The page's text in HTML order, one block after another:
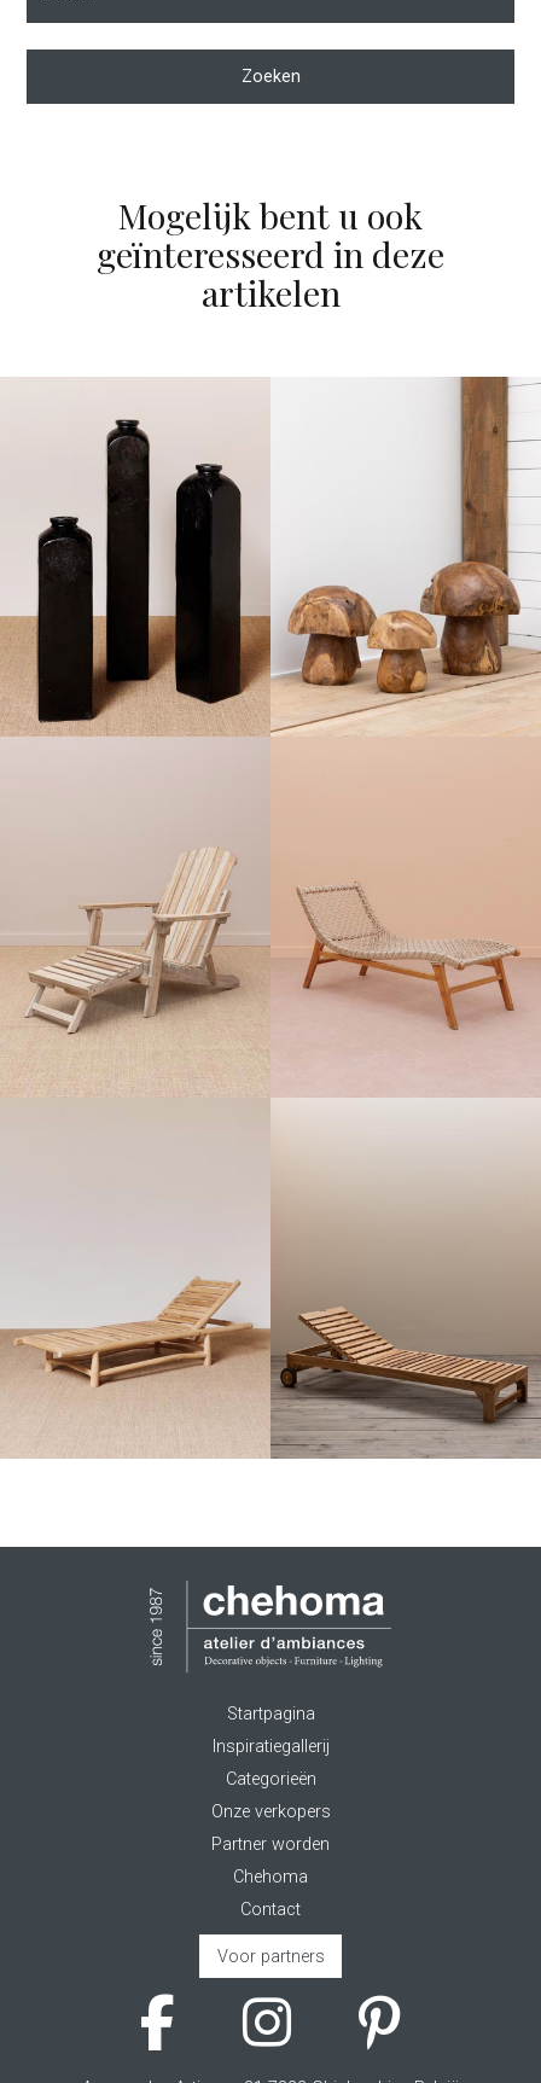
Zoeken
Mogelijk bent u ook
geïnteresseerd in deze
artikelen
Startpagina
Inspiratiegallerij
Categorieën
Onze verkopers
Partner worden
Chehoma
Contact
Voor partners